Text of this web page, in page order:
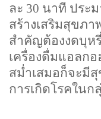
ละ 30 นาที ประ
สร้างเสริมสุขภ
สำคัญต้องงดบุห
เครื่องดื่มแอลก
สม่ำเสมอก็จะมี
การเกิดโรคในก